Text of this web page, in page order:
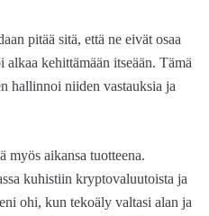
pitää sitä, että ne eivät osaa
kehittämään itseään. Tämä
hallinnoi niiden vastauksia ja
myös aikansa tuotteena.
kuhistiin kryptovaluutoista ja
ohi, kun tekoäly valtasi alan ja